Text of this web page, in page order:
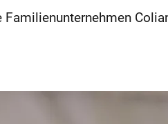
Familienunternehmen